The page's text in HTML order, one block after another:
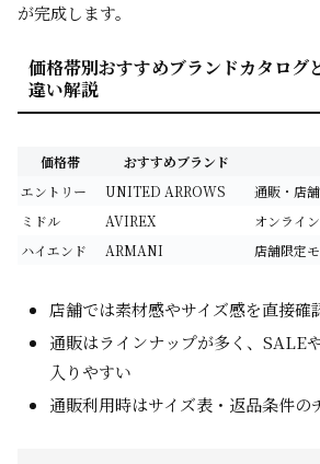
が完成します。
価格帯別おすすめブランドカタログ
違い解説
価格帯 おすすめブランド
エントリー
UNITED ARROWS
通販・店
ミドル
AVIREX
オンライ
ハイエンド
ARMANI 店舗限定
店舗では素材感やサイズ感を直接確
通販はラインナップが多く、SALE
入りやすい
通販利用時はサイズ表・返品条件の